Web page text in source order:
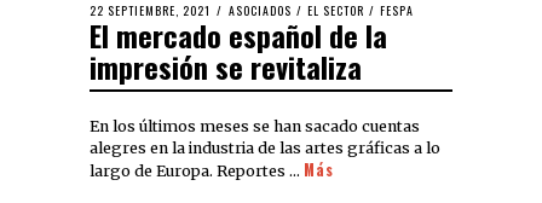
22 SEPTIEMBRE, 2021 ASOCIADOS / EL SECTOR / FESPA
El mercado español de la
impresión se revitaliza
En los últimos meses se han sacado cuentas
alegres en la industria de las artes gráficas a lo
largo de Europa. Reportes … Más